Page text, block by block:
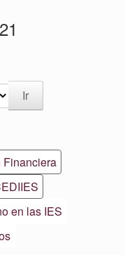
Financiera
en las IES